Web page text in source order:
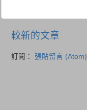
較新的文章
訂閱： 張貼留言 (Atom)